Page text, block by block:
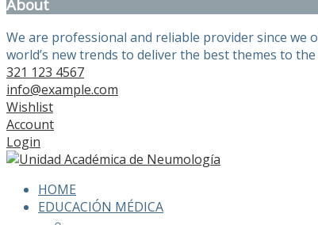
About
We are professional and reliable provider since we
world’s new trends to deliver the best themes to
321 123 4567
info@example.com
Wishlist
Account
Login
HOME
EDUCACIÓN MÉDICA